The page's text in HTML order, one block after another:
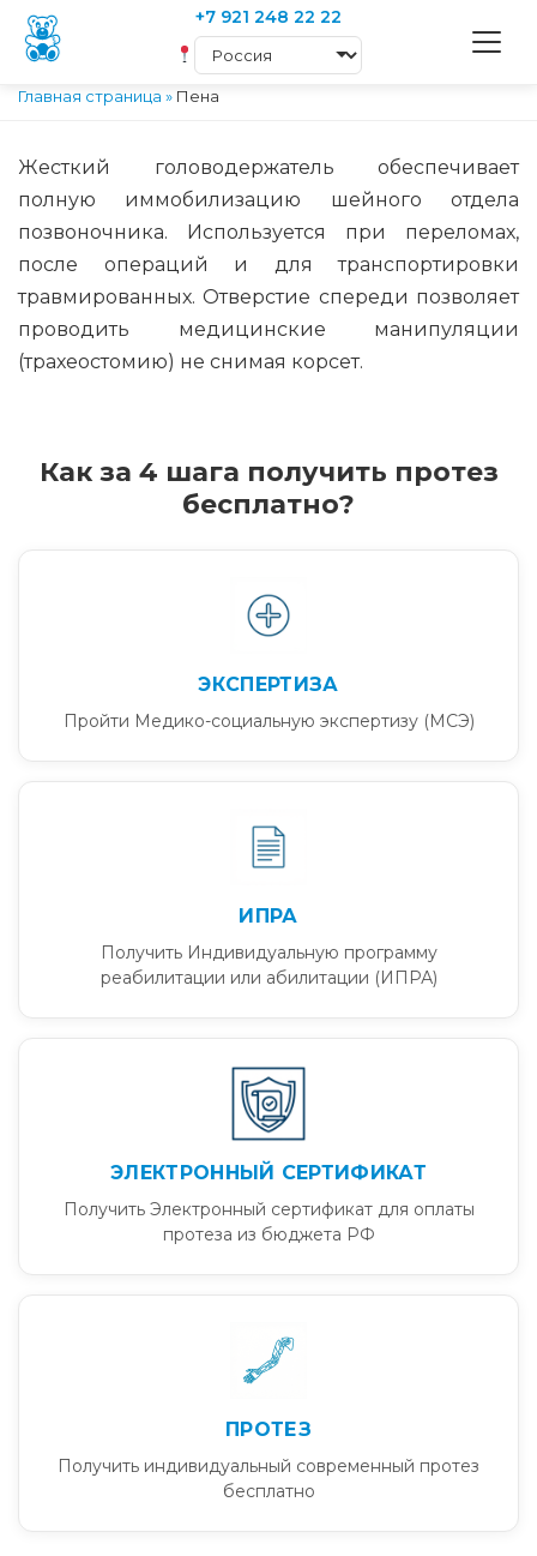
+7 921 248 22 22
Главная страница » Пена
Жесткий головодержатель обеспечивает
полную иммобилизацию шейного отдела
позвоночника. Используется при переломах,
после операций и для транспортировки
травмированных. Отверстие спереди позволяет
проводить медицинские манипуляции
(трахеостомию) не снимая корсет.
Как за 4 шага получить протез
бесплатно?
ЭКСПЕРТИЗА
Пройти Медико-социальную экспертизу (МСЭ)
ИПРА
Получить Индивидуальную программу
реабилитации или абилитации (ИПРА)
ЭЛЕКТРОННЫЙ СЕРТИФИКАТ
Получить Электронный сертификат для оплаты
протеза из бюджета РФ
ПРОТЕЗ
Получить индивидуальный современный протез
бесплатно